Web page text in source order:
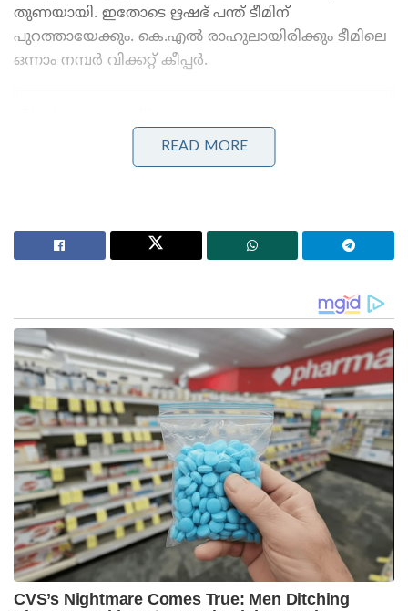
തുണയായി. ഇതോടെ ഋഷഭ് പന്ത് ടീമിന്
പുറത്തായേക്കും. കെ.എൽ രാഹുലായിരിക്കും ടീമിലെ
ഒന്നാം നമ്പർ വിക്കറ്റ് കീപ്പർ.
പ്രിയക്കും സാക്ഷിക്കും അരുന്ധതിക്കും സ്വർണം;
ലവ്‌ലിനയ്ക്ക് വെള്ളി
ടി20 ലോകകപ്പ് വിജയത്തിൽ നിർണ്ണായക പങ്ക്
വഹിച്ചിട്ടും ഏകദിന പരമ്പരയിൽ സഞ്ജു സാംസണെ
പുറത്തിരുത്തിയേക്കുമെന്നാണ് സൂചന. ഇഷാൻ
കിഷന്റെ വരവോടെ സഞ്ജുവിന് വീണ്ടും സൈഡ്
ബെഞ്ചിൽ ഇരിക്കേണ്ടി വരും. പ്രമുഖ പേസർ
ജസ്പ്രീത് ബുംറയ്ക്ക് പരമ്പരയിൽ വിശ്രമം
അനുവദിച്ചേക്കും.
മെയ് 19-ന് ബിസിസിഐ ഔദ്യോഗികമായി ടീമിനെ
പ്രഖ്യാപിക്കും. വരാനിരിക്കുന്ന ലോക ടെസ്റ്റ്
ചാമ്പ്യൻഷിപ്പ് ഫൈനലും 2027-ലെ ഏകദിന
ലോകകപ്പും ലക്ഷ്യമിട്ടുള്ള ടീമിനെ കെട്ടിപ്പടുക്കാനാണ്
സെലക്ടർമാരുടെ നീക്കം.
READ MORE